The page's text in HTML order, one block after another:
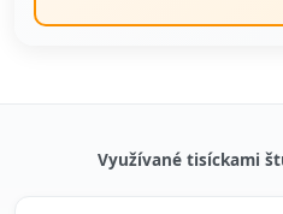
Využívané tisíckami